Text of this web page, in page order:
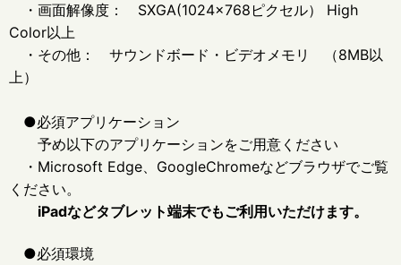
・画面解像度： SXGA(1024×768ピクセル） High
Color以上
・その他： サウンドボード・ビデオメモリ （8MB以
上）
●必須アプリケーション
予め以下のアプリケーションをご用意ください
・Microsoft Edge、GoogleChromeなどブラウザでご覧
ください。
iPadなどタブレット端末でもご利用いただけます。
●必須環境